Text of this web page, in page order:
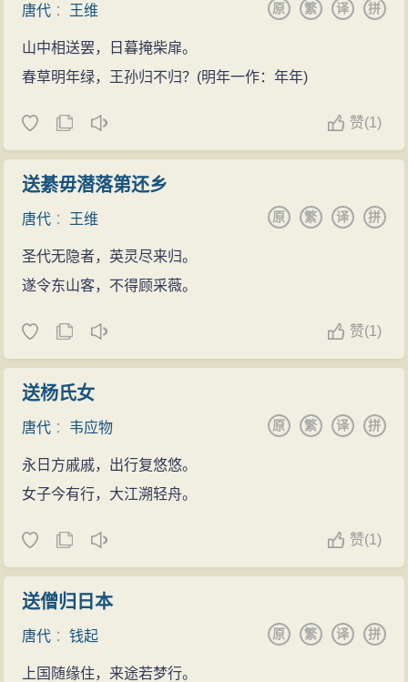
唐代 ： 王维 拼
译
繁
原
山中相送罢，日暮掩柴扉。
春草明年绿，王孙归不归？(明年一作：年年)
赞(1)
送綦毋潜落第还乡
唐代 ： 王维 拼
译
繁
原
圣代无隐者，英灵尽来归。
遂令东山客，不得顾采薇。
赞(1)
送杨氏女
唐代 ： 韦应物 拼
译
繁
原
永日方戚戚，出行复悠悠。
女子今有行，大江溯轻舟。
赞(1)
送僧归日本
唐代 ：钱起 拼
译
繁
原
上国随缘住，来途若梦行。